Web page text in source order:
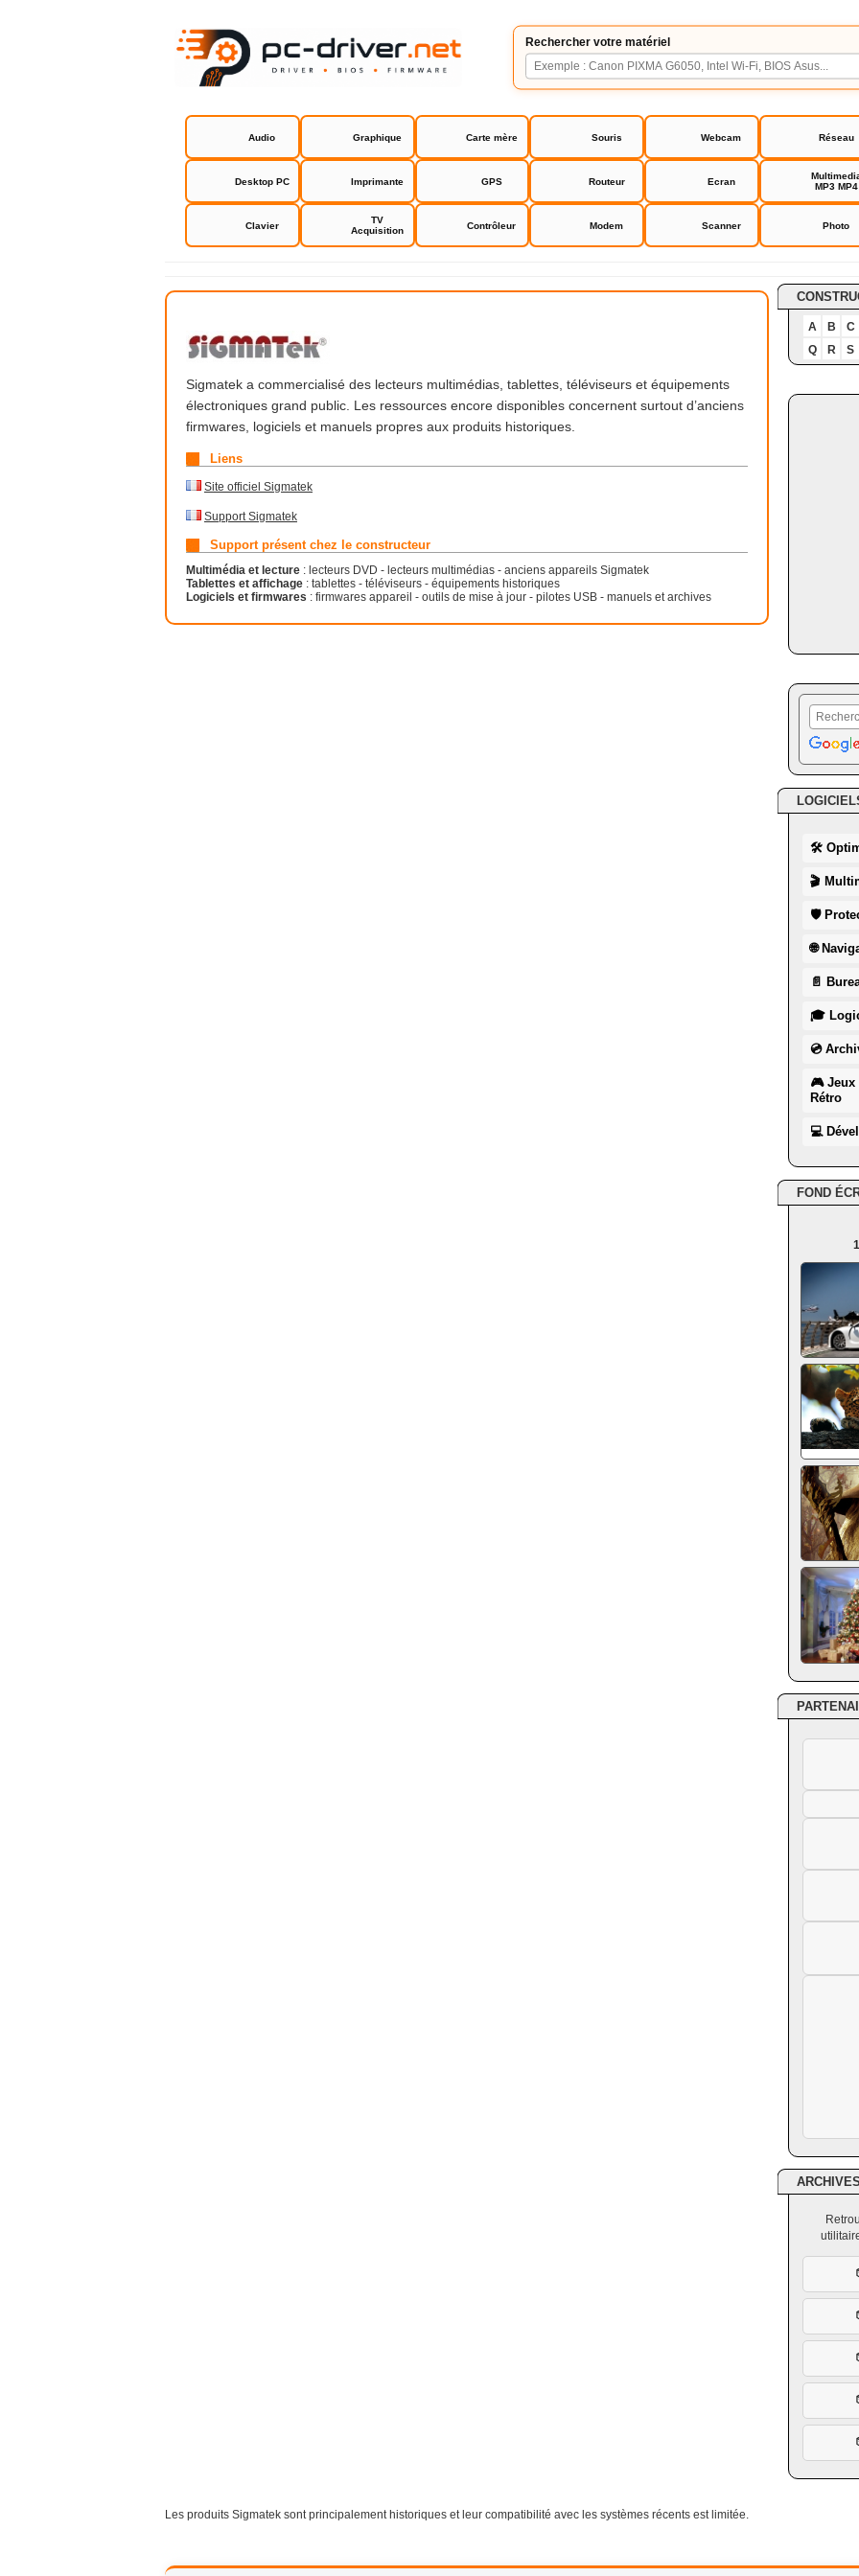
Rechercher votre matériel
Audio Graphique Carte mère Souris Webcam Réseau
Desktop PC Imprimante GPS Routeur Ecran
MP3 MP4
Clavier
TV
Acquisition
Contrôleur Modem Scanner Photo
Sigmatek
Sigmatek a commercialisé des lecteurs multimédias, tablettes, téléviseurs et équipements
électroniques grand public. Les ressources encore disponibles concernent surtout d’anciens
firmwares, logiciels et manuels propres aux produits historiques.
Liens
Site officiel Sigmatek
Support Sigmatek
Support présent chez le constructeur
Multimédia et lecture : lecteurs DVD - lecteurs multimédias - anciens appareils Sigmatek
Tablettes et affichage : tablettes - téléviseurs - équipements historiques
Logiciels et firmwares : firmwares appareil - outils de mise à jour - pilotes USB - manuels et archives
A B
C
Q
R S
🛠
🎬
🛡
🌐
📄
🎓
💿
🎮 Jeux
Rétro
💻
FOND
Les produits Sigmatek sont principalement historiques et leur compatibilité avec les systèmes récents est limitée.